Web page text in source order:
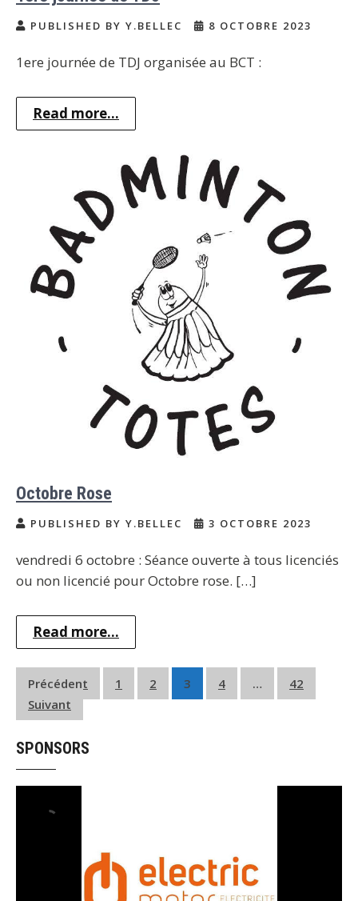
PUBLISHED BY Y.BELLEC 8 OCTOBRE 2023
1ere journée de TDJ organisée au BCT :
Read more...
Octobre Rose
PUBLISHED BY Y.BELLEC 3 OCTOBRE 2023
vendredi 6 octobre : Séance ouverte à tous licenciés
ou non licencié pour Octobre rose. […]
Read more...
Précédent 1 2 3 4 …
42
Suivant
SPONSORS